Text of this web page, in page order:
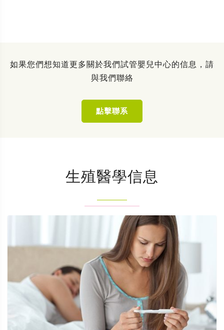
如果您們想知道更多關於我們試管嬰兒中心的信息，請
與我們聯絡
點擊聯系
生殖醫學信息